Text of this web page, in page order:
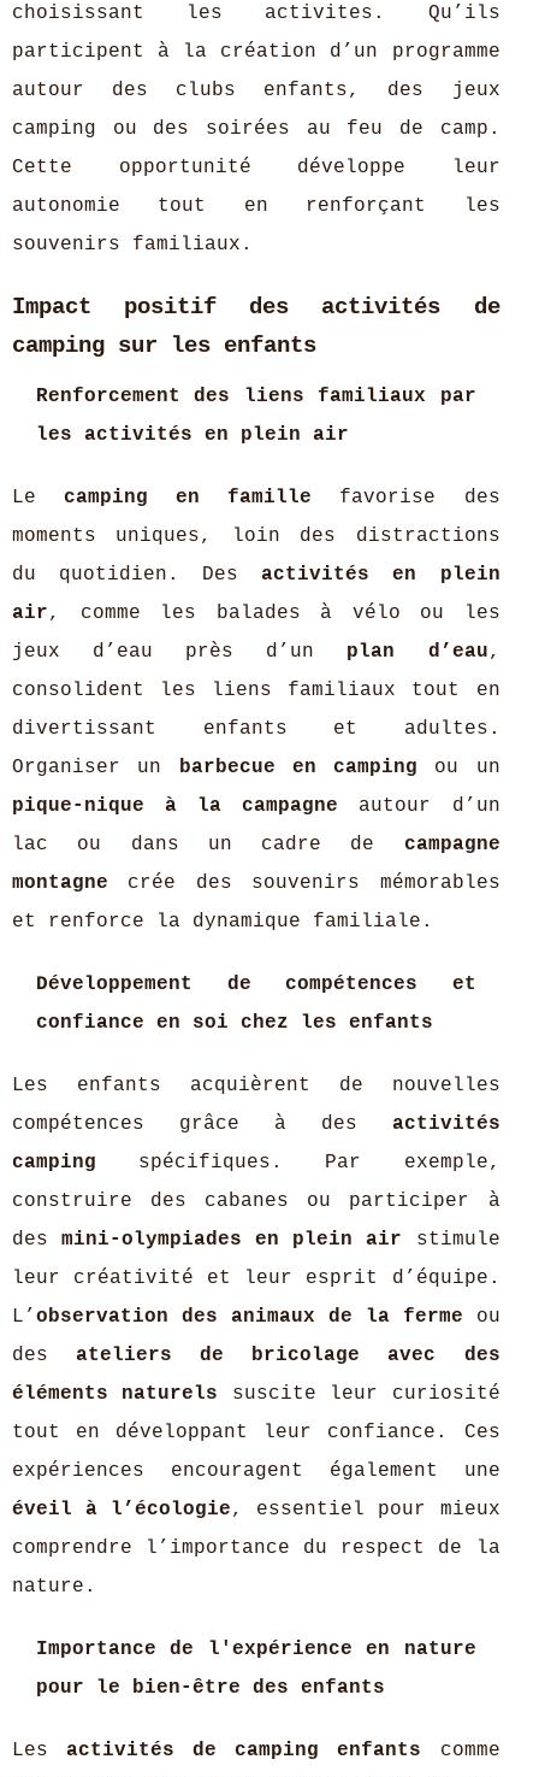
choisissant les activites. Qu’ils
participent à la création d’un programme
autour des clubs enfants, des jeux
camping ou des soirées au feu de camp.
Cette opportunité développe leur
autonomie tout en renforçant les
souvenirs familiaux.
Impact positif des activités de
camping sur les enfants
Renforcement des liens familiaux par
les activités en plein air
Lecamping en famille favorise des
moments uniques, loin des distractions
du quotidien. Desactivités en plein
air, comme les balades à vélo ou les
jeux d’eau près d’un plan d’eau,
consolident les liens familiaux tout en
divertissant enfants et adultes.
Organiser un barbecue en camping ou un
pique-nique à la campagne autour d’un
lac ou dans un cadre de campagne
montagne crée des souvenirs mémorables
et renforce la dynamique familiale.
Développement de compétences et
confiance en soi chez les enfants
Les enfants acquièrent de nouvelles
compétences grâce à des activités
camping spécifiques. Par exemple,
construire des cabanes ou participer à
desmini-olympiades en plein air stimule
leur créativité et leur esprit d’équipe.
L’ observation des animaux de la ferme ou
desateliers de bricolage avec des
éléments naturels suscite leur curiosité
tout en développant leur confiance. Ces
expériences encouragent également une
éveil à l’écologie, essentiel pour mieux
comprendre l’importance du respect de la
nature.
Importance de l'expérience en nature
pour le bien-être des enfants
Lesactivités de camping enfants comme